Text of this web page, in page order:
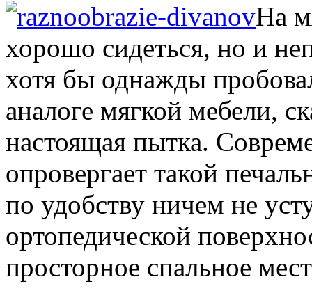
На
хорошо сидеться, но и
хотя бы однажды
аналоге мягкой мебели,
настоящая пытка.
опровергает такой
по удобству ничем не
ортопедической
просторное спальное